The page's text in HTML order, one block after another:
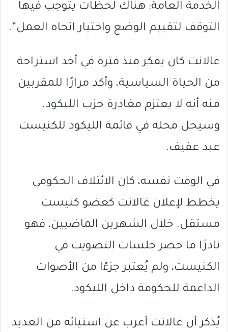
الخدمة العامة: هناك لحظات يتوجب فيها
التوقف لتقييم الوضع واختيار اتجاه العمل”.
غالانت كان يفكر منذ فترة في أخذ استراحة
من الحياة السياسية، وأكد مرارًا للمقربين
منه أنه لا يعتزم مغادرة حزب الليكود.
وسيحل محله في قائمة الليكود للكنيست
عبد عفيف.
في الوقت نفسه، كان الائتلاف الحكومي
يخطط لإعلان غالانت كعضو كنيست
مستقل. خلال الشهرين الماضيين، فهو
نادرًا ما حضر جلسات التصويت في
الكنيست، ولم يُعتبر جزءًا من الأصوات
الداعمة للحكومة داخل الليكود.
يُذكر أن غالانت أعرب عن استيائه من العديد